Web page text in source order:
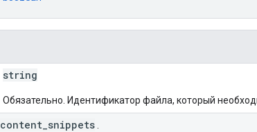
string
Обязательно. Идентификатор файла, который